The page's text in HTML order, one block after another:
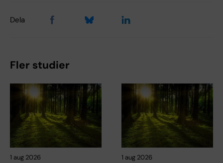
Dela
Fler studier
1 aug 2026 1 aug 2026